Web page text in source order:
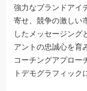
強力なブランドアイ
寄せ、競争の激しい
したメッセージング
アントの忠誠心を育
コーチングアプロー
トデモグラフィック